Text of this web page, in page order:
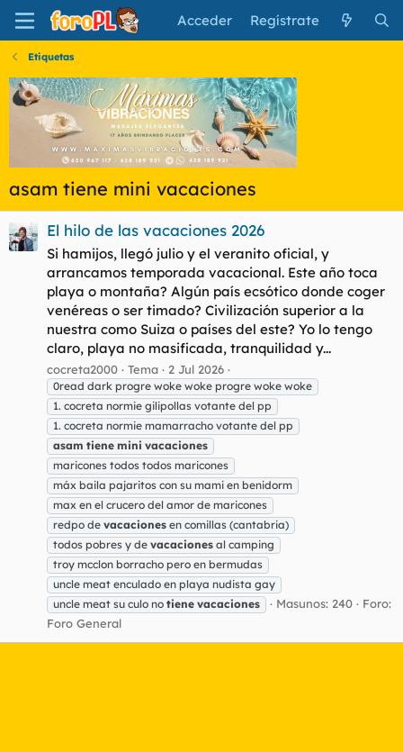
Acceder Regístrate
Etiquetas
asam tiene mini vacaciones
El hilo de las vacaciones 2026
Si hamijos, llegó julio y el veranito oficial, y
arrancamos temporada vacacional. Este año toca
playa o montaña? Algún país ecsótico donde coger
venéreas o ser timado? Civilización superior a la
nuestra como Suiza o países del este? Yo lo tengo
claro, playa no masificada, tranquilidad y...
cocreta2000 Tema 2 Jul 2026
0read dark progre woke woke progre woke woke
1. cocreta normie gilipollas votante del pp
1. cocreta normie mamarracho votante del pp
asam tiene mini vacaciones
maricones todos todos maricones
máx baila pajaritos con su mami en benidorm
max en el crucero del amor de maricones
redpo de vacaciones en comillas (cantabria)
todos pobres y de vacaciones al camping
troy mcclon borracho pero en bermudas
uncle meat enculado en playa nudista gay
uncle meat su culo no tiene vacaciones Masunos: 240
Foro:
Foro General